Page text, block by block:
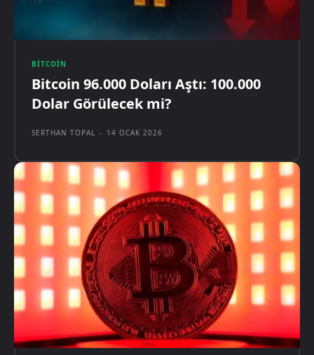
BITCOIN
Bitcoin 96.000 Doları Aştı: 100.000
Dolar Görülecek mi?
SERTHAN TOPAL - 14 OCAK 2026